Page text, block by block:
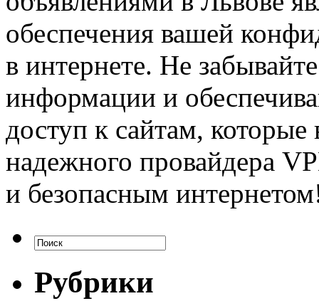
обеспечения вашей
в интернете. Не
информации и
доступ к сайтам,
надежного провайдера
и безопасным
Рубрики